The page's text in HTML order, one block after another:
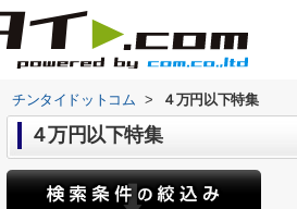
チンタイドットコム > ４万円以下特集
４万円以下特集